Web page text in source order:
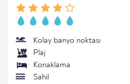
Kolay banyo noktası
Plaj
Konaklama
Sahil